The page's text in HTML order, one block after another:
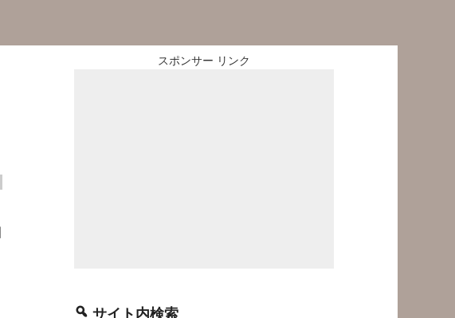
スポンサー リンク
サイト内検索